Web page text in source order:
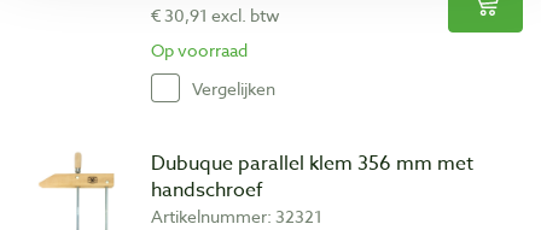
€ 30,91 excl. btw
Op voorraad
Vergelijken
Dubuque parallel klem 356 mm met
handschroef
Artikelnummer: 32321